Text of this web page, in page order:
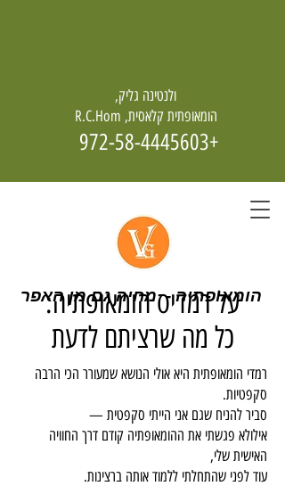
הומאופתיה - מחיה גם מן האפר
ולנטינה גליק,
הומאופתית קלאסית, R.C.Hom
+972-58-4445603
על רמדיס הומאופתיה:
כל מה שרציתם לדעת
רמדי הומאופתית היא אולי הנושא שמעורר הכי הרבה
סקפטיות.
סביר להניח שגם אני הייתי סקפטית —
אילולא פגשתי את ההומאופתיה קודם דרך החוויה
האישית שלי,
עוד לפני שהתחלתי ללמוד אותה ברצינות.